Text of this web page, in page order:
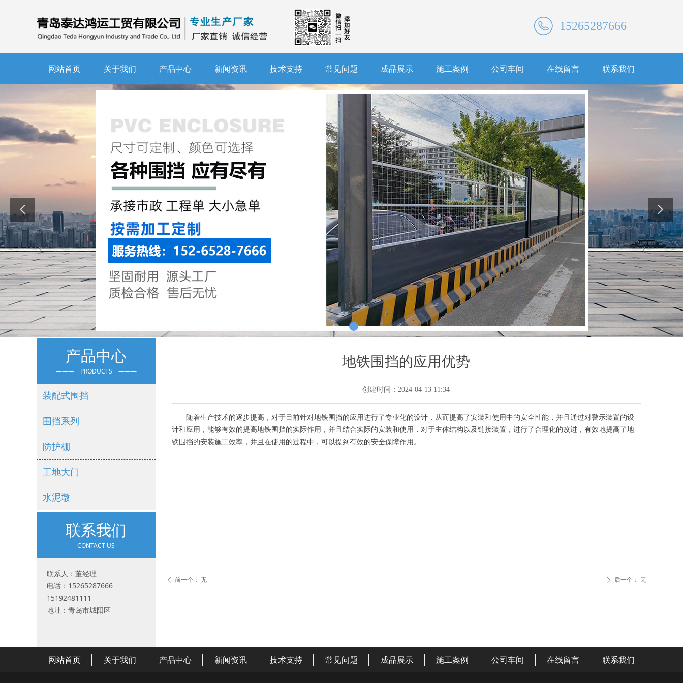
15265287666
网站首页 关于我们 产品中心 新闻资讯 技术支持 常见问题 成品展示 施工案例 公司车间 在线留言 联系我们
地铁围挡的应用优势
创建时间： 2024-04-13 11:34
随着生产技术的逐步提高，对于目前针对地铁围挡的应用进行了专业化的设计，从而提高了安装和使用中的安全性能，并且通过对警示装置的设
计和应用，能够有效的提高地铁围挡的实际作用，并且结合实际的安装和使用，对于主体结构以及链接装置，进行了合理化的改进，有效地提高了地
铁围挡的安装施工效率，并且在使用的过程中，可以提到有效的安全保障作用。
ꄴ 前一个： 无 ꄲ 后一个： 无
装配式围挡
围挡系列
防护棚
工地大门
水泥墩
产品中心
——— PRODUCTS ———
联系我们
——— CONTACT US ———
联系人：董经理
电话：15265287666
15192481111
地址：青岛市城阳区
网站首页 关于我们 产品中心 新闻资讯 技术支持 常见问题 成品展示 施工案例 公司车间 在线留言 联系我们